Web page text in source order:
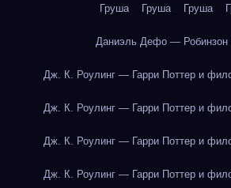
Груша Груша Груша
Даниэль Дефо — Робинзон
Дж. К. Роулинг — Гарри Поттер и
Дж. К. Роулинг — Гарри Поттер и
Дж. К. Роулинг — Гарри Поттер и
Дж. К. Роулинг — Гарри Поттер и